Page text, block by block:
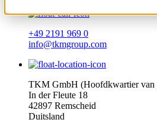
+49 2191 969 0
info@tkmgroup.com
TKM GmbH (Hoofdkwartier van
In der Fleute 18
42897 Remscheid
Duitsland